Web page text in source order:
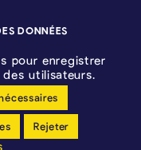
DONNÉES
pour enregistrer
utilisateurs.
Rejeter